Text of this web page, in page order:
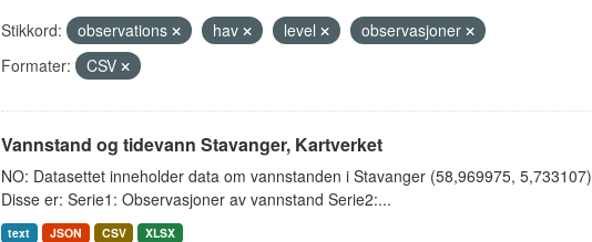
Stikkord: observations hav level
observasjoner
Formater:
CSV
Vannstand og tidevann Stavanger, Kartverket
NO: Datasettet inneholder data om vannstanden i Stavanger (58,969975,
Disse er: Serie1: Observasjoner av vannstand Serie2:...
text JSON CSV XLSX